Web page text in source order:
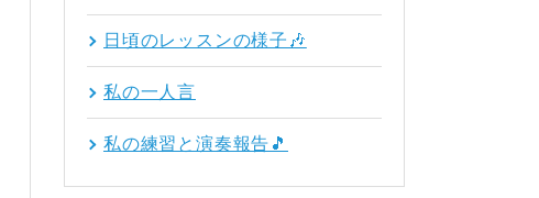
日頃のレッスンの様子🎶
私の一人言
私の練習と演奏報告🎵